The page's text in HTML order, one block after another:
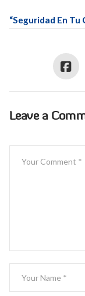
“Seguridad En Tu
Leave a